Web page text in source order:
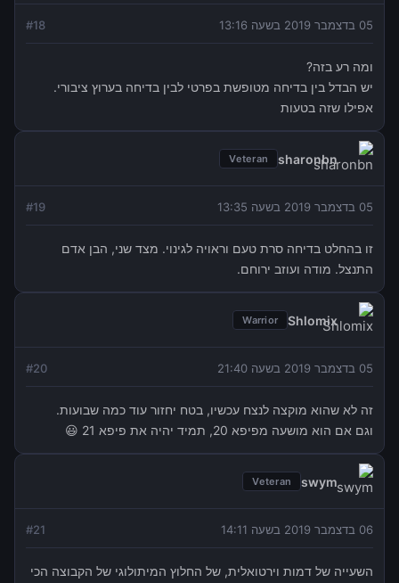
05 בדצמבר 2019 בשעה 13:16 #18
ומה רע בזה?
יש הבדל בין בדיחה מטופשת בפרטי לבין בדיחה בערוץ ציבורי.
אפילו שזה בטעות
sharonbn
Veteran
05 בדצמבר 2019 בשעה 13:35 #19
זו בהחלט בדיחה סרת טעם וראויה לגינוי. מצד שני, הבן אדם
התנצל. מודה ועוזב ירוחם.
Shlomix
Warrior
05 בדצמבר 2019 בשעה 21:40 #20
זה לא שהוא מוקצה לנצח עכשיו, בטח יחזור עוד כמה שבועות.
וגם אם הוא מושעה מפיפא 20, תמיד יהיה את פיפא 21 😃
swym
Veteran
06 בדצמבר 2019 בשעה 14:11 #21
השעייה של דמות וירטואלית, של החלוץ המיתולוגי של הקבוצה הכי